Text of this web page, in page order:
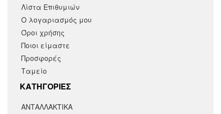
Λίστα Επιθυμιών
Ο λογαριασμός μου
Όροι χρήσης
Ποιοι είμαστε
Προσφορές
Ταμείο
KΑΤΗΓΟΡΙΕΣ
ΑΝΤΑΛΛΑΚΤΙΚΆ